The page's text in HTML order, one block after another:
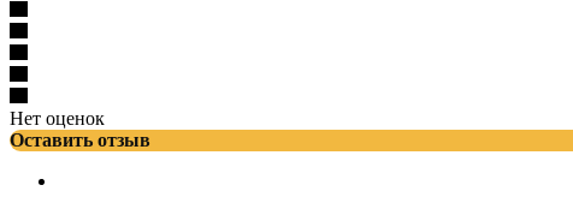
Нет оценок
Оставить отзыв